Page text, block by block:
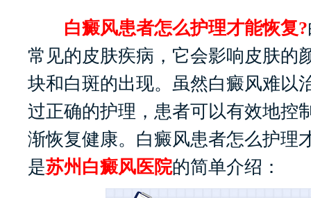
白癜风患者怎么护理才能恢复?
常见的皮肤疾病，它会影响皮肤的
块和白斑的出现。虽然白癜风难以
过正确的护理，患者可以有效地控
渐恢复健康。白癜风患者怎么护理
是苏州白癜风医院的简单介绍：